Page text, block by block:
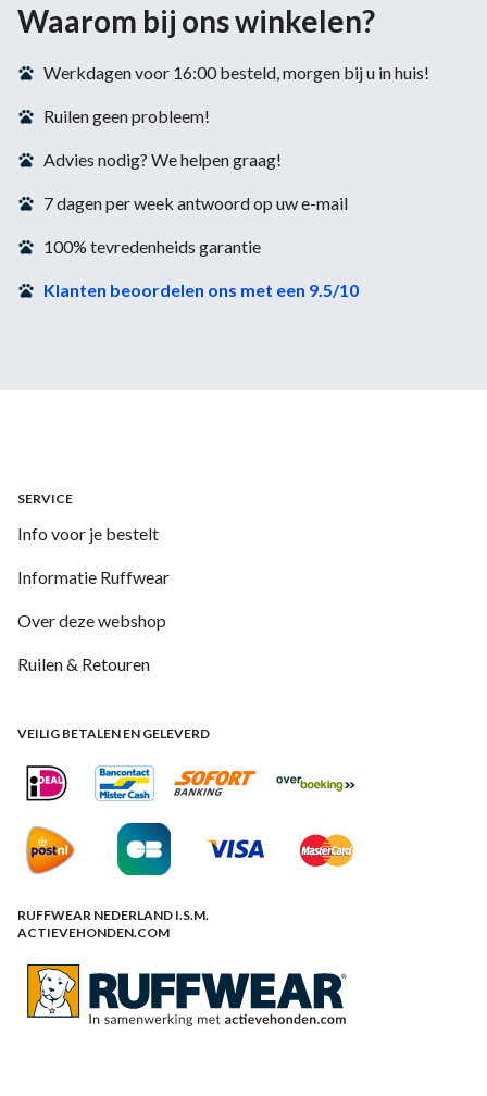
Waarom bij ons winkelen?
Werkdagen voor 16:00 besteld, morgen bij u in huis!
Ruilen geen probleem!
Advies nodig? We helpen graag!
7 dagen per week antwoord op uw e-mail
100% tevredenheids garantie
Klanten beoordelen ons met een 9.5/10
SERVICE
Info voor je bestelt
Informatie Ruffwear
Over deze webshop
Ruilen & Retouren
VEILIG BETALEN EN GELEVERD
RUFFWEAR NEDERLAND I.S.M.
ACTIEVEHONDEN.COM